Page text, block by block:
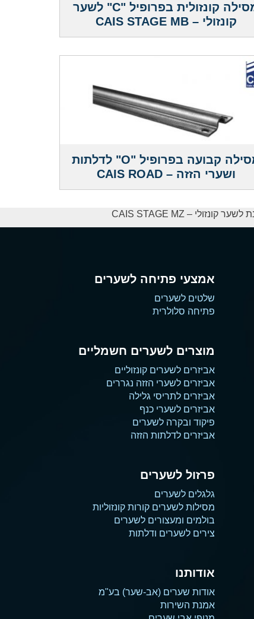
מסילה קונזולית בפרופיל "C" לשער
קונזולי – CAIS STAGE MB
מסילה קבועה בפרופיל "O" לדלתות
ושערי הזזה – CAIS ROAD
אמצעי פתיחה לשערים
שלטים לשערים
פתיחה סלולרית
מוצרים לשערים חשמליים
אביזרים לשערים קונזוליים
אביזרים לשערי הזזה נגררים
אביזרים לתריסי גלילה
אביזרים לשערי כנף
פיקוד ובקרה לשערים
אביזרים לדלתות הזזה
פרזול לשערים
גלגלים לשערים
מסילות לשערים קורות קונזוליות
בולמים ומעצורים לשערים
צירים לשערים ודלתות
אודותנו
אודות שערים (אב-שער) בע"מ
אמנת השירות